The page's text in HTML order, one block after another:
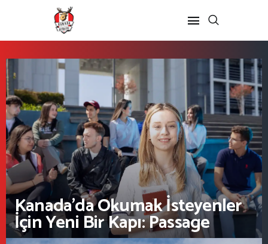
ANASAYFA
KANADA’DA
Kanada’da Eğitim
Eğitim Formu
Kanada’da Okumak İsteyenler
İçin Yeni Bir Kapı: Passage